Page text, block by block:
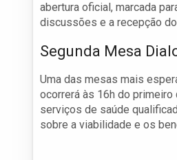
abertura oficial, marcada
discussões e a recepção
Segunda Mesa
Uma das mesas mais
ocorrerá às 16h do primeiro
serviços de saúde
sobre a viabilidade e os